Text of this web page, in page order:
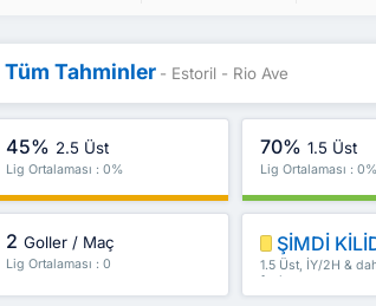
Tüm Tahminler - Estoril - Rio Ave
45% 2.5 Üst
Lig Ortalaması : 0%
70% 1.5 Üst
Lig Ortalaması : 0%
2 Goller / Maç
Lig Ortalaması : 0
ŞİMDİ
1.5 Üst, İY/2H &
fazlası